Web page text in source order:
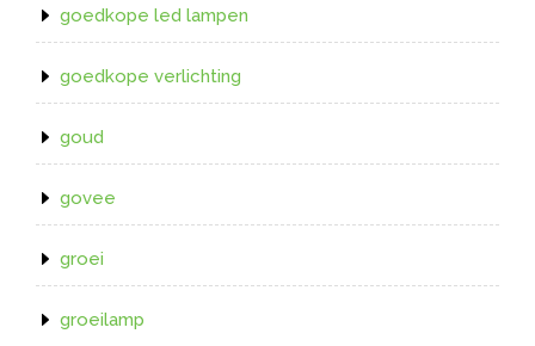
goedkope led lampen
goedkope verlichting
goud
govee
groei
groeilamp